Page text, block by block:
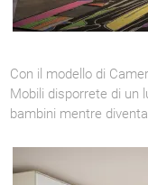
Con il modello di
Mobili disporrete di un
bambini mentre